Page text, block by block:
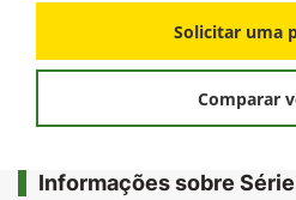
Solicitar uma
Comparar
Informações sobre